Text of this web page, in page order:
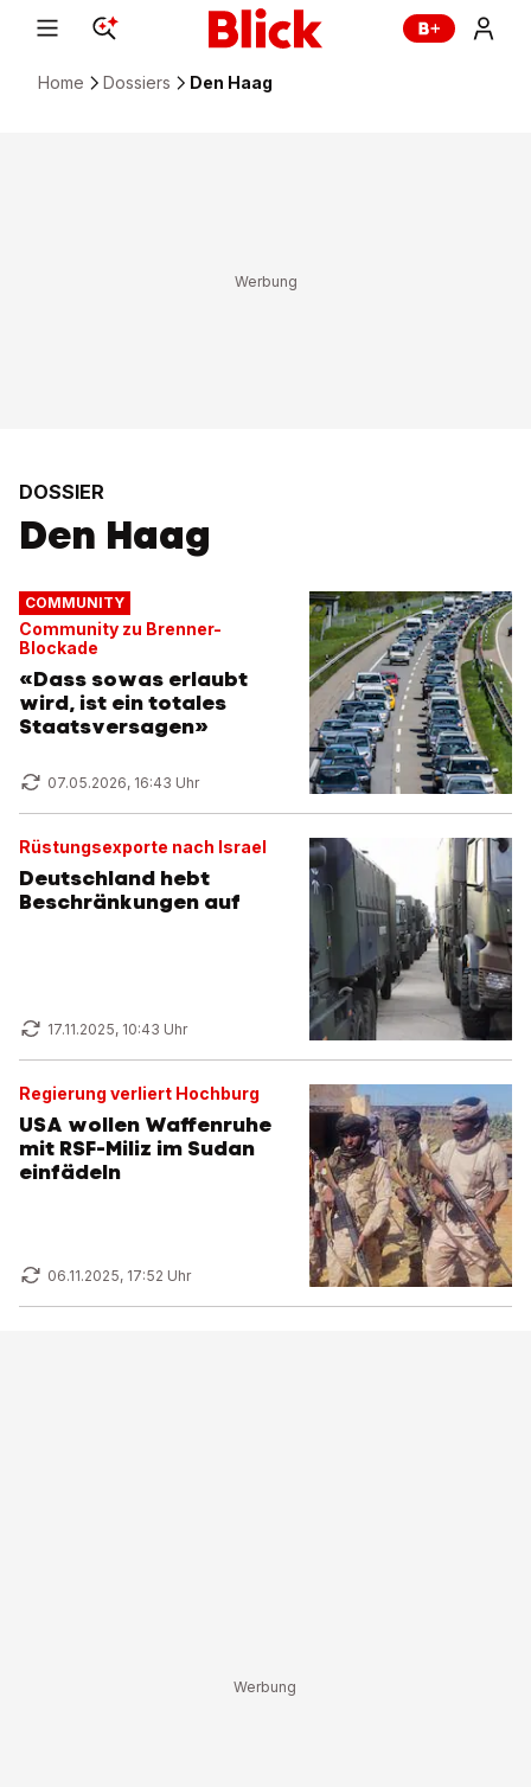
Home Dossiers Den Haag
DOSSIER
Den Haag
COMMUNITY
Community zu Brenner-
Blockade
«Dass sowas erlaubt
wird, ist ein totales
Staatsversagen»
07.05.2026, 16:43 Uhr
Rüstungsexporte nach Israel
Deutschland hebt
Beschränkungen auf
17.11.2025, 10:43 Uhr
Regierung verliert Hochburg
USA wollen Waffenruhe
mit RSF-Miliz im Sudan
einfädeln
06.11.2025, 17:52 Uhr